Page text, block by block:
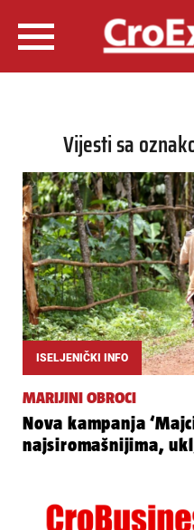
Vijesti sa
ISELJENIČKI INFO
MARIJINI OBROCI
Nova kampanja
najsiromašnijima,